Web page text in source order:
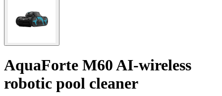
AquaForte M60 AI-wireless
robotic pool cleaner